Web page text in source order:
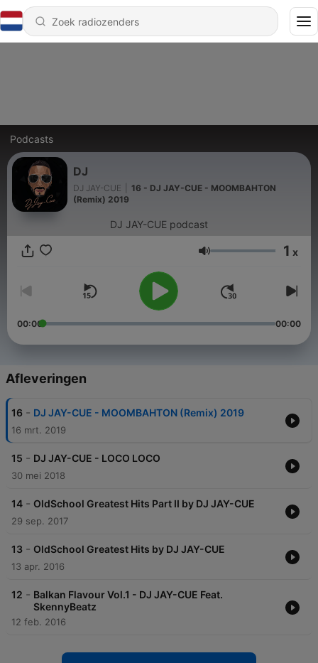
Podcasts
DJ
DJ JAY-CUE
16 - DJ JAY-CUE - MOOMBAHTON
(Remix) 2019
DJ JAY-CUE podcast
Volume 1 x
00:00 00:00
Afleveringen
16 - DJ JAY-CUE - MOOMBAHTON (Remix) 2019
16 mrt. 2019
15 - DJ JAY-CUE - LOCO LOCO
30 mei 2018
14 - OldSchool Greatest Hits Part II by DJ JAY-CUE
29 sep. 2017
13 - OldSchool Greatest Hits by DJ JAY-CUE
13 apr. 2016
12 - Balkan Flavour Vol.1 - DJ JAY-CUE Feat.
SkennyBeatz
12 feb. 2016